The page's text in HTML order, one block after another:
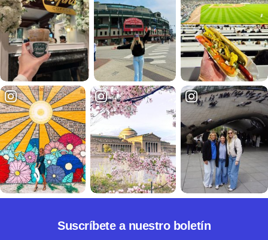
Suscríbete a nuestro boletín